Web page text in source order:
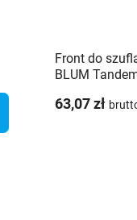
Front do
BLUM
63,07 zł